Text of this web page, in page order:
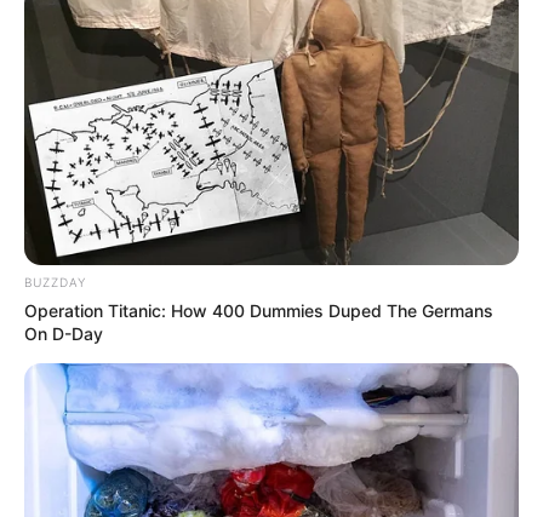
BUZZDAY
Operation Titanic: How 400 Dummies Duped The Germans
On D-Day